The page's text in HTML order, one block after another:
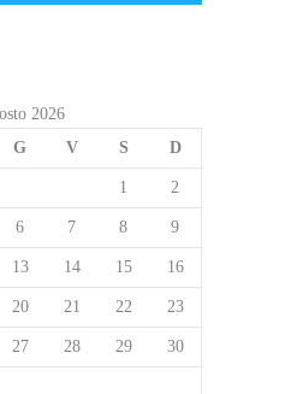
2026
G V S D
1 2
6 7 8 9
13 14 15 16
20 21 22 23
27 28 29 30